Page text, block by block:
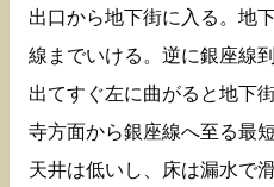
出口から地下街に入る。地
線までいける。逆に銀座線
出てすぐ左に曲がると地下
寺方面から銀座線へ至る最
天井は低いし、床は漏水で